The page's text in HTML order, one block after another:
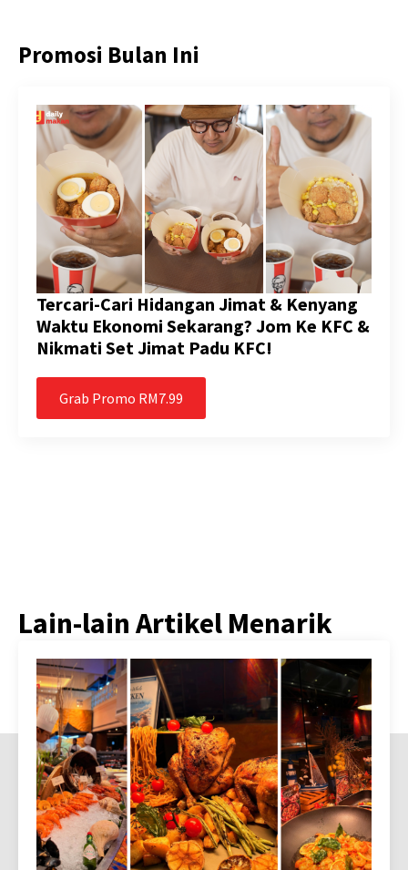
Promosi Bulan Ini
Tercari-Cari Hidangan Jimat & Kenyang
Waktu Ekonomi Sekarang? Jom Ke KFC &
Nikmati Set Jimat Padu KFC!
Grab Promo RM7.99
Lain-lain Artikel Menarik